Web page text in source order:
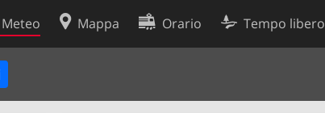
Meteo Mappa Orario Tempo libero
d’uso
Preferenze cookie